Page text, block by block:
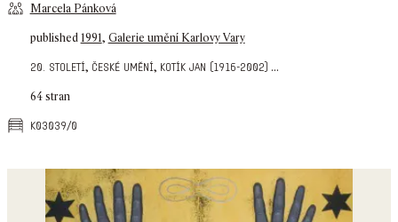
Marcela Pánková
published 1991, Galerie umění Karlovy Vary
20. století, české umění, kotík jan (1916-2002) ...
64 stran
k03039/0